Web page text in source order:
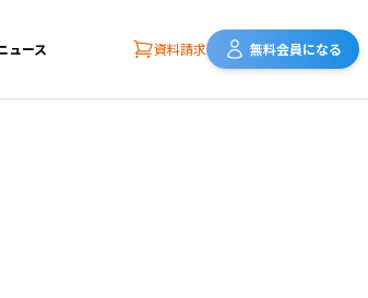
ュース 資料請求 無料会員になる